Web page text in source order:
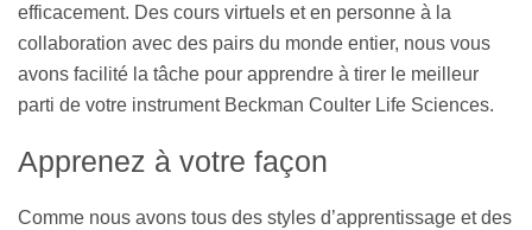
efficacement. Des cours virtuels et en personne à la
collaboration avec des pairs du monde entier, nous vous
avons facilité la tâche pour apprendre à tirer le meilleur
parti de votre instrument Beckman Coulter Life Sciences.
Apprenez à votre façon
Comme nous avons tous des styles d’apprentissage et des